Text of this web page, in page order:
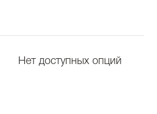
Нет доступных опций